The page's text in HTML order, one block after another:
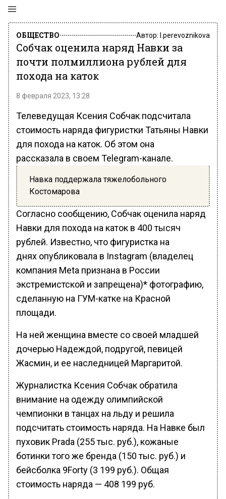
ОБЩЕСТВО Автор: l.perevoznikova
Собчак оценила наряд Навки за
почти полмиллиона рублей для
похода на каток
8 февраля 2023, 13:28
Телеведущая Ксения Собчак подсчитала
стоимость наряда фигуристки Татьяны Навки
для похода на каток. Об этом она
рассказала в своем Telegram-канале.
Навка поддержала тяжелобольного
Костомарова
Согласно сообщению, Собчак оценила наряд
Навки для похода на каток в 400 тысяч
рублей. Известно, что фигуристка на
днях опубликовала в Instagram (владелец
компания Meta признана в России
экстремистской и запрещена)* фотографию,
сделанную на ГУМ-катке на Красной
площади.
На ней женщина вместе со своей младшей
дочерью Надеждой, подругой, певицей
Жасмин, и ее наследницей Маргаритой.
Журналистка Ксения Собчак обратила
внимание на одежду олимпийской
чемпионки в танцах на льду и решила
подсчитать стоимость наряда. На Навке был
пуховик Prada (255 тыс. руб.), кожаные
ботинки того же бренда (150 тыс. руб.) и
бейсболка 9Forty (3 199 руб.). Общая
стоимость наряда — 408 199 руб.